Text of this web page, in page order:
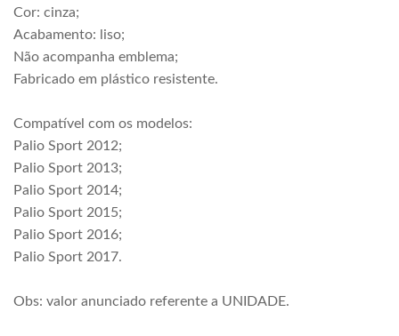
Cor: cinza;
Acabamento: liso;
Não acompanha emblema;
Fabricado em plástico resistente.
Compatível com os modelos:
Palio Sport 2012;
Palio Sport 2013;
Palio Sport 2014;
Palio Sport 2015;
Palio Sport 2016;
Palio Sport 2017.
Obs: valor anunciado referente a UNIDADE.